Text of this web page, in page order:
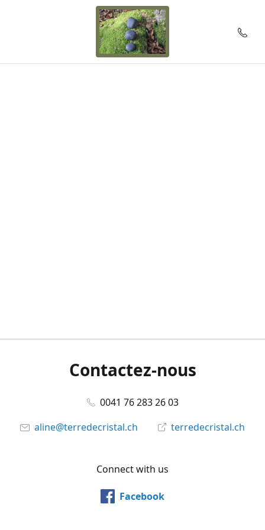
Contactez-nous
0041 76 283 26 03
aline@terredecristal.ch
terredecristal.ch
Connect with us
Facebook